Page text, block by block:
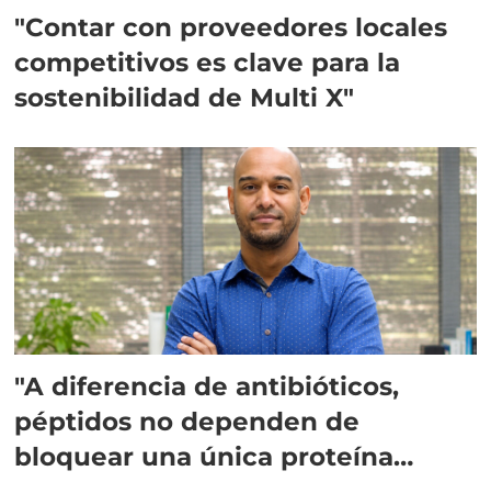
"Contar con proveedores locales
competitivos es clave para la
sostenibilidad de Multi X"
"A diferencia de antibióticos,
péptidos no dependen de
bloquear una única proteína